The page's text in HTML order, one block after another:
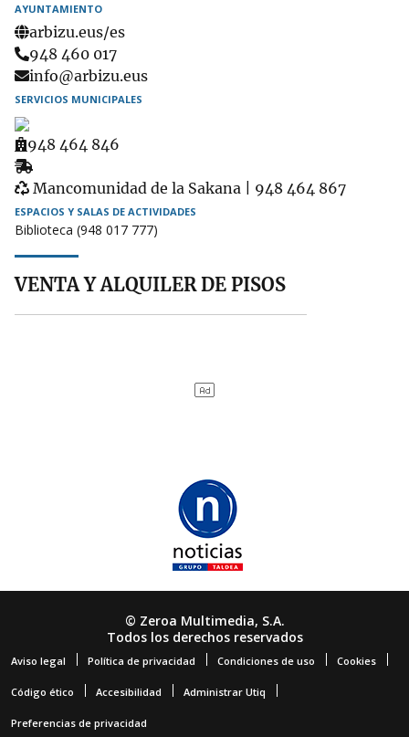
AYUNTAMIENTO
arbizu.eus/es
Teléfono
948 460 017
Email
info@arbizu.eus
SERVICIOS MUNICIPALES
Ambulatorio
948 464 846
Recogida
de
muebles
Garbigune
Mancomunidad de la Sakana | 948 464 867
ESPACIOS Y SALAS DE ACTIVIDADES
Biblioteca (948 017 777)
VENTA Y ALQUILER DE PISOS
© Zeroa Multimedia, S.A.
Todos los derechos reservados
Aviso legal Política de privacidad Condiciones de uso Cookies
Código ético Accesibilidad Administrar Utiq
Preferencias de privacidad